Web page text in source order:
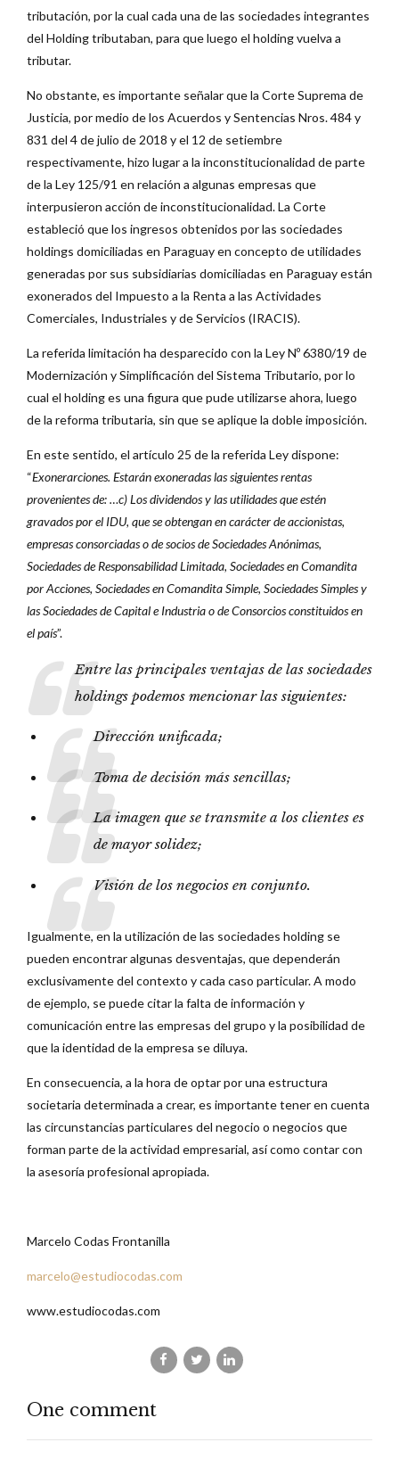
tributación, por la cual cada una de las sociedades integrantes
del Holding tributaban, para que luego el holding vuelva a
tributar.
No obstante, es importante señalar que la Corte Suprema de
Justicia, por medio de los Acuerdos y Sentencias Nros. 484 y
831 del 4 de julio de 2018 y el 12 de setiembre
respectivamente, hizo lugar a la inconstitucionalidad de parte
de la Ley 125/91 en relación a algunas empresas que
interpusieron acción de inconstitucionalidad. La Corte
estableció que los ingresos obtenidos por las sociedades
holdings domiciliadas en Paraguay en concepto de utilidades
generadas por sus subsidiarias domiciliadas en Paraguay están
exonerados del Impuesto a la Renta a las Actividades
Comerciales, Industriales y de Servicios (IRACIS).
La referida limitación ha desparecido con la Ley Nº 6380/19 de
Modernización y Simplificación del Sistema Tributario, por lo
cual el holding es una figura que pude utilizarse ahora, luego
de la reforma tributaria, sin que se aplique la doble imposición.
En este sentido, el artículo 25 de la referida Ley dispone:
“Exonerarciones. Estarán exoneradas las siguientes rentas
provenientes de: …c)Los dividendos y las utilidades que estén
gravados por el IDU, que se obtengan en carácter de accionistas,
empresas consorciadas o de socios de Sociedades Anónimas,
Sociedades de Responsabilidad Limitada, Sociedades en Comandita
por Acciones, Sociedades en Comandita Simple, Sociedades Simples y
las Sociedades de Capital e Industria o de Consorcios constituidos en
el país”.
Entre las principales ventajas de las sociedades
holdings podemos mencionar las siguientes:
Dirección unificada;
Toma de decisión más sencillas;
La imagen que se transmite a los clientes es
de mayor solidez;
Visión de los negocios en conjunto.
Igualmente, en la utilización de las sociedades holding se
pueden encontrar algunas desventajas, que dependerán
exclusivamente del contexto y cada caso particular. A modo
de ejemplo, se puede citar la falta de información y
comunicación entre las empresas del grupo y la posibilidad de
que la identidad de la empresa se diluya.
En consecuencia, a la hora de optar por una estructura
societaria determinada a crear, es importante tener en cuenta
las circunstancias particulares del negocio o negocios que
forman parte de la actividad empresarial, así como contar con
la asesoría profesional apropiada.
Marcelo Codas Frontanilla
marcelo@estudiocodas.com
www.estudiocodas.com
One comment